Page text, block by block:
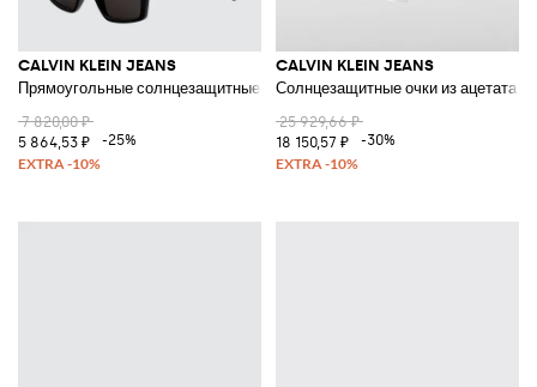
CALVIN KLEIN JEANS
Прямоугольные солнцезащитные очки-авиаторы в ацетатной оправе
7 820,00 ₽
5 864,53 ₽
-25%
CALVIN KLEIN JEANS
Солнцезащитные очки из ацетата
25 929,66 ₽
18 150,57 ₽
-30%